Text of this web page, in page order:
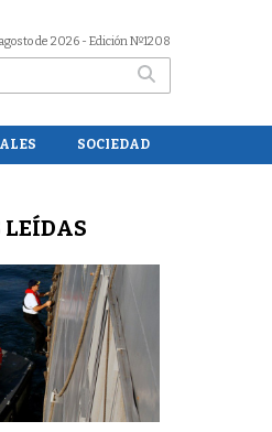
de 2026 - Edición Nº1208
SOCIEDAD
LEÍDAS